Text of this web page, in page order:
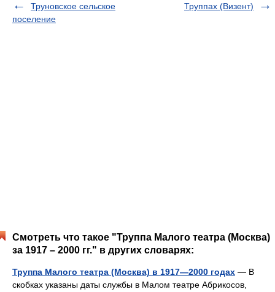
Труновское сельское
поселение
Труппах (Визент)
Смотреть что такое "Труппа Малого театра (Москва)
за 1917 – 2000 гг." в других словарях:
Труппа Малого театра (Москва) в 1917—2000 годах — В
скобках указаны даты службы в Малом театре Абрикосов,